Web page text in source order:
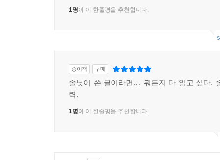
나는 친구나 스승을 발견하기 전에 책과 장소를
행복하게도 그곳엔 참나무들이 있었고, 언덕, 시
그때 “안 갈래요.”라고 대답했더라면, 우리는 무
느낌, 삶을 제대로 살 수 있는 기회를 거절한 것
1명이 이 한줄평을 추천합니다.
종이책 구매
솔닛이 쓴 글이라면.... 뭐든지 다 읽고 싶다.
력.
1명이 이 한줄평을 추천합니다.